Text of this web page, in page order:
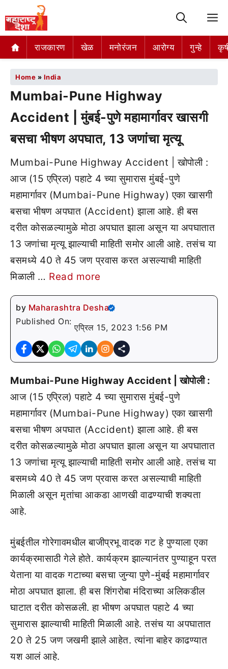
राजकारण खेळ मनोरंजन आरोग्य गुन्हे
Home » India
Mumbai-Pune Highway
Accident | मुंबई-पुणे महामार्गावर खासगी
बसचा भीषण अपघात, 13 जणांचा मृत्यू
Mumbai-Pune Highway Accident | खोपोली :
आज (15 एप्रिल) पहाटे 4 च्या सुमारास मुंबई-पुणे
महामार्गावर (Mumbai-Pune Highway) एका खासगी
बसचा भीषण अपघात (Accident) झाला आहे. ही बस
दरीत कोसळल्यामुळे मोठा अपघात झाला असून या अपघातात
13 जणांचा मृत्यू झाल्याची माहिती समोर आली आहे. तसंच या
बसमध्ये 40 ते 45 जण प्रवास करत असल्याची माहिती
मिळाली … Read more
by Maharashtra Desha
Published On:
एप्रिल 15, 2023 1:56 PM
Mumbai-Pune Highway Accident | खोपोली :
आज (15 एप्रिल) पहाटे 4 च्या सुमारास मुंबई-पुणे
महामार्गावर (Mumbai-Pune Highway) एका खासगी
बसचा भीषण अपघात (Accident) झाला आहे. ही बस
दरीत कोसळल्यामुळे मोठा अपघात झाला असून या अपघातात
13 जणांचा मृत्यू झाल्याची माहिती समोर आली आहे. तसंच या
बसमध्ये 40 ते 45 जण प्रवास करत असल्याची माहिती
मिळाली असून मृतांचा आकडा आणखी वाढण्याची शक्यता
आहे.
मुंबईतील गोरेगावमधील बाजीप्रभू वादक गट हे पुण्याला एका
कार्यक्रमासाठी गेले होते. कार्यक्रम झाल्यानंतर पुण्याहून परत
येताना या वादक गटाच्या बसचा जुन्या पुणे-मुंबई महामार्गावर
मोठा अपघात झाला. ही बस शिंगरोबा मंदिराच्या अलिकडील
घाटात दरीत कोसळली. हा भीषण अपघात पहाटे 4 च्या
सुमारास झाल्याची माहिती मिळाली आहे. तसंच या अपघातात
20 ते 25 जण जखमी झाले आहेत. त्यांना बाहेर काढण्यात
यश आलं आहे.